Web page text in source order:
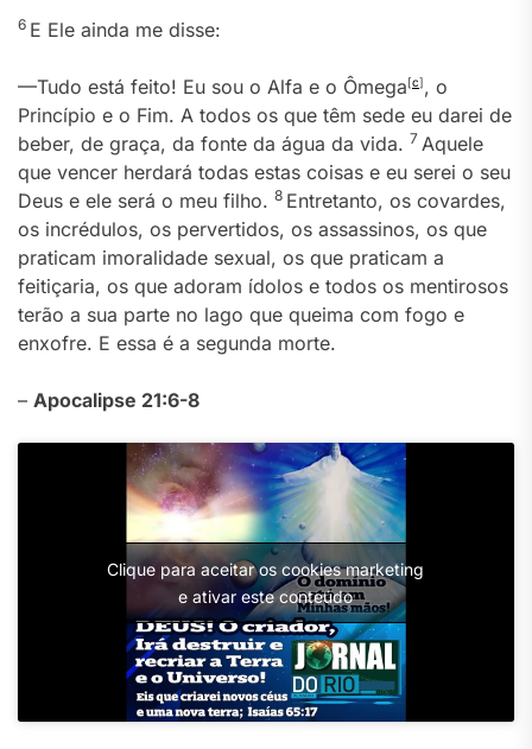
6 E Ele ainda me disse:
—Tudo está feito! Eu sou o Alfa e o Ômega[c], o
Princípio e o Fim. A todos os que têm sede eu darei de
beber, de graça, da fonte da água da vida. 7 Aquele
que vencer herdará todas estas coisas e eu serei o seu
Deus e ele será o meu filho. 8 Entretanto, os covardes,
os incrédulos, os pervertidos, os assassinos, os que
praticam imoralidade sexual, os que praticam a
feitiçaria, os que adoram ídolos e todos os mentirosos
terão a sua parte no lago que queima com fogo e
enxofre. E essa é a segunda morte.
– Apocalipse 21:6-8
Clique para aceitar os cookies marketing
e ativar este conteúdo